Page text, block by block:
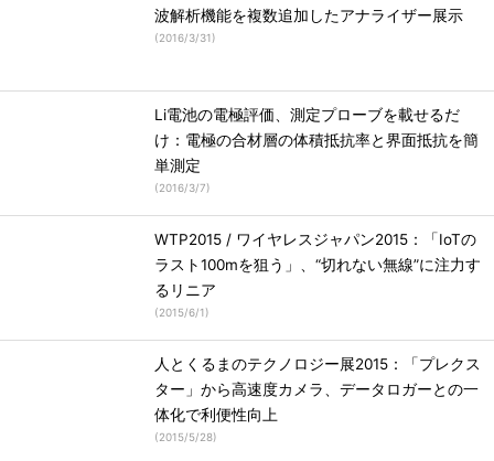
波解析機能を複数追加したアナライザー展示
(2016/3/31)
Li電池の電極評価、測定プローブを載せるだ
け：電極の合材層の体積抵抗率と界面抵抗を簡
単測定
(2016/3/7)
WTP2015 / ワイヤレスジャパン2015：「IoTの
ラスト100mを狙う」、“切れない無線”に注力す
るリニア
(2015/6/1)
人とくるまのテクノロジー展2015：「プレクス
ター」から高速度カメラ、データロガーとの一
体化で利便性向上
(2015/5/28)